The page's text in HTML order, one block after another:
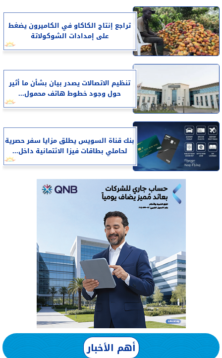
تراجع إنتاج الكاكاو في الكاميرون يضغط
على إمدادات الشوكولاتة
تنظيم الاتصالات يصدر بيان بشأن ما أثير
حول وجود خطوط هاتف محمول...
بنك قناة السويس يطلق مزايا سفر حصرية
لحاملي بطاقات فيزا الائتمانية داخل...
أهم الأخبار